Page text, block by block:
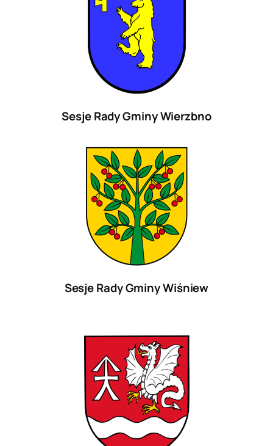
Sesje Rady Gminy Wierzbno
Sesje Rady Gminy Wiśniew